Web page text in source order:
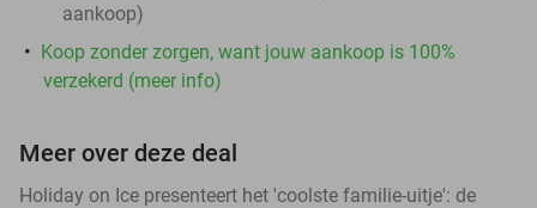
aankoop)
Koop zonder zorgen, want jouw aankoop is 100%
verzekerd (meer info)
Meer over deze deal
Holiday on Ice presenteert het 'coolste familie-uitje': de